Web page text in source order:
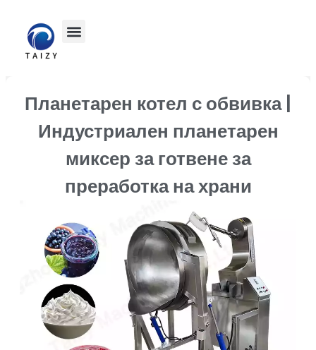
Планетарен котел с обвивка |
Индустриален планетарен
миксер за готвене за
преработка на храни